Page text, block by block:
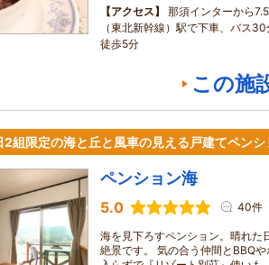
アクセス
那須インターから
（東北新幹線）駅で下車、バス
徒歩5分
この施
2組限定の海と丘と風車の見える戸建てペンシ
ペンション海
5.0 40件
海を見下ろすペンション。晴れた
絶景です。 気の合う仲間とBBQ